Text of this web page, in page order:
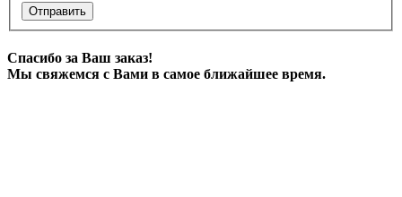
Отправить
Спасибо за Ваш заказ!
Мы свяжемся с Вами в самое ближайшее время.